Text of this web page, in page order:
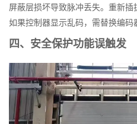
屏蔽层损坏导致脉冲丢失。重新插
如果控制器显示乱码，需替换编码
四、安全保护功能误触发